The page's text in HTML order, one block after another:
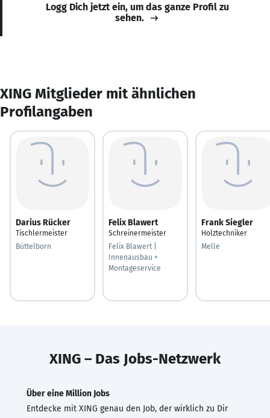
Logg Dich jetzt ein, um das ganze Profil zu
sehen.
XING Mitglieder mit ähnlichen
Profilangaben
Darius Rücker
Tischlermeister
Büttelborn
Felix Blawert
Schreinermeister
Felix Blawert |
Innenausbau +
Montageservice
Frank Siegler
Holztechniker
Melle
XING – Das Jobs-Netzwerk
Über eine Million Jobs
Entdecke mit XING genau den Job, der wirklich zu Dir